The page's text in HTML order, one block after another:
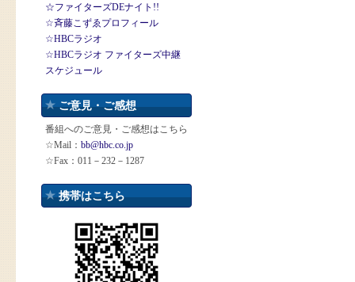
☆ファイターズDEナイト!!
☆斉藤こずゑプロフィール
☆HBCラジオ
☆HBCラジオ ファイターズ中継
スケジュール
ご意見・ご感想
番組へのご意見・ご感想はこちら
☆Mail： bb@hbc.co.jp
☆Fax：011－232－1287
携帯はこちら